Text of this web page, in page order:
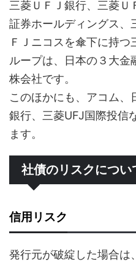
三菱ＵＦＪ銀行、三菱Ｕ
証券ホールディングス、
ＦＪニコスを傘下に持
ループは、日本の３大金
株会社です。
このほかにも、アコム、
銀行、三菱UFJ国際投信
ます。
社債のリスクについ
信用リスク
発行元が破綻した場合は